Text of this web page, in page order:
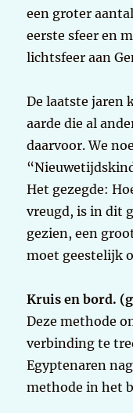
een groter
eerste sfeer en
lichtsfeer aan
De laatste jaren
aarde die al
daarvoor. We
Het gezegde:
vreugd, is in dit
gezien, een
moet geestelijk
Kruis en bord.
Deze methode
verbinding te
Egyptenaren
methode in het